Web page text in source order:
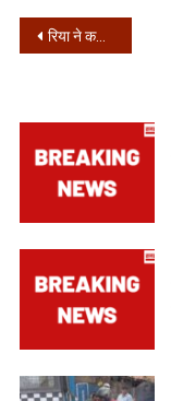
Post
रिया ने कहा- सुशांत की तबीयत गोया की पेंटिंग देखकर बिगड़ी थी